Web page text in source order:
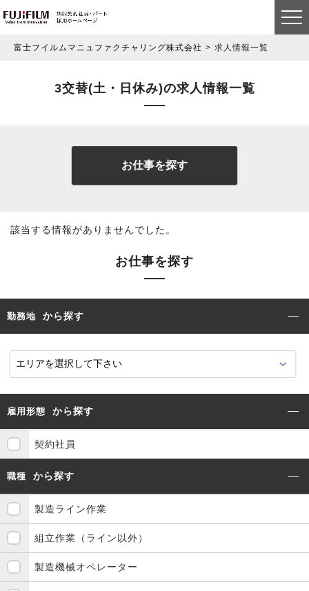
富士フイルムマニュファクチャリング株式会社 求人情報一覧
3交替(土・日休み)の求人情報一覧
お仕事を探す
該当する情報がありませんでした。
お仕事を探す
勤務地 から探す
雇用形態 から探す
契約社員
職種 から探す
製造ライン作業
組立作業（ライン以外）
製造機械オペレーター